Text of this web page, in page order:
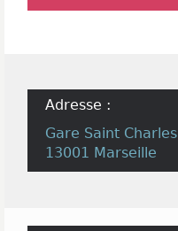
Adresse :
Gare Saint Charles
13001 Marseille